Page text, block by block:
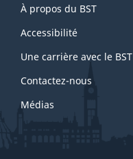
this
site
À propos du BST
Accessibilité
Une carrière avec le BST
Contactez-nous
Médias